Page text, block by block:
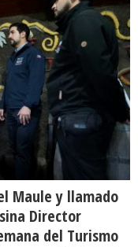
Maule y llamado
Director
del Turismo